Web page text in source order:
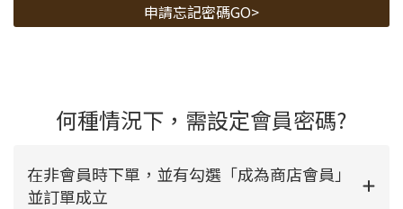
申請忘記密碼GO>
何種情況下，需設定會員密碼?
在非會員時下單，並有勾選「成為商店會員」
並訂單成立